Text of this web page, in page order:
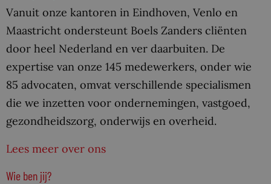
Vanuit onze kantoren in Eindhoven, Venlo en
Maastricht ondersteunt Boels Zanders cliënten
door heel Nederland en ver daarbuiten. De
expertise van onze 145 medewerkers, onder wie
85 advocaten, omvat verschillende specialismen
die we inzetten voor ondernemingen, vastgoed,
gezondheidszorg, onderwijs en overheid.
Lees meer over ons
Wie ben jij?